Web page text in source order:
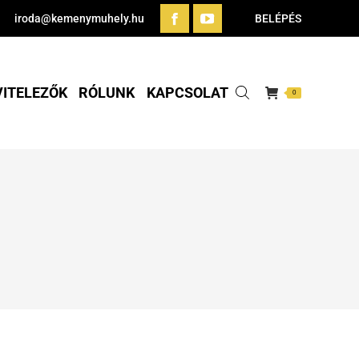
iroda@kemenymuhely.hu BELÉPÉS
RÓLUNK KAPCSOLAT 0